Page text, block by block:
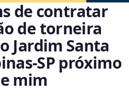
de contratar
de torneira
Jardim Santa
próximo
mim